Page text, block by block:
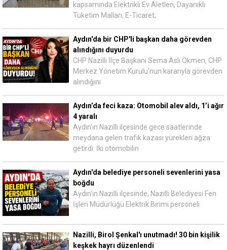
kapsamında Elektrikli Ev Aletleri, Dayanıklı
Tüketim Malları, E-Ticaret,
Aydın'da bir CHP'li başkan daha görevden
alındığını duyurdu
CHP Nazilli İlçe Başkanı Sema Aslı Ökmen, CHP
Merkez Yönetim Kurulu'nun kararıyla görevden
alındığını
Aydın’da feci kaza: Otomobil alev aldı, 1’i ağır
4 yaralı
Aydın'ın Nazilli ilçesinde gece saatlerinde
meydana gelen trafik kazası yürekleri ağza
getirdi. İki otomobilin
Aydın'da belediye personeli sevenlerini yasa
boğdu
Aydın'ın Nazilli ilçesinde, Nazilli Belediyesi Fen
İşleri Müdürlüğü Elektrik Birimi personeli
Nazilli, Birol Şenkal'ı unutmadı! 30 bin kişilik
keşkek hayrı düzenlendi